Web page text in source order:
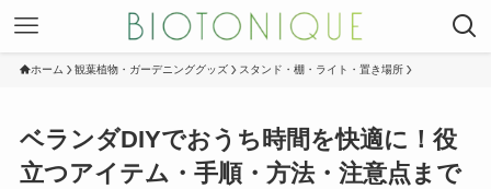
ホーム 観葉植物・ガーデニンググッズ スタンド・棚・ライト・置き場所
ベランダDIYでおうち時間を快適に！役
立つアイテム・手順・方法・注意点まで